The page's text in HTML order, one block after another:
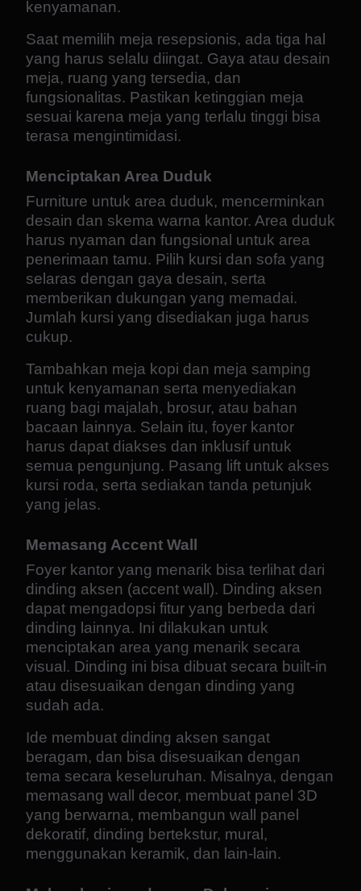
kenyamanan.
Saat memilih meja resepsionis, ada tiga hal
yang harus selalu diingat. Gaya atau desain
meja, ruang yang tersedia, dan
fungsionalitas. Pastikan ketinggian meja
sesuai karena meja yang terlalu tinggi bisa
terasa mengintimidasi.
Menciptakan Area Duduk
Furniture untuk area duduk, mencerminkan
desain dan skema warna kantor. Area duduk
harus nyaman dan fungsional untuk area
penerimaan tamu. Pilih kursi dan sofa yang
selaras dengan gaya desain, serta
memberikan dukungan yang memadai.
Jumlah kursi yang disediakan juga harus
cukup.
Tambahkan meja kopi dan meja samping
untuk kenyamanan serta menyediakan
ruang bagi majalah, brosur, atau bahan
bacaan lainnya. Selain itu, foyer kantor
harus dapat diakses dan inklusif untuk
semua pengunjung. Pasang lift untuk akses
kursi roda, serta sediakan tanda petunjuk
yang jelas.
Memasang Accent Wall
Foyer kantor yang menarik bisa terlihat dari
dinding aksen (accent wall). Dinding aksen
dapat mengadopsi fitur yang berbeda dari
dinding lainnya. Ini dilakukan untuk
menciptakan area yang menarik secara
visual. Dinding ini bisa dibuat secara built-in
atau disesuaikan dengan dinding yang
sudah ada.
Ide membuat dinding aksen sangat
beragam, dan bisa disesuaikan dengan
tema secara keseluruhan. Misalnya, dengan
memasang wall decor, membuat panel 3D
yang berwarna, membangun wall panel
dekoratif, dinding bertekstur, mural,
menggunakan keramik, dan lain-lain.